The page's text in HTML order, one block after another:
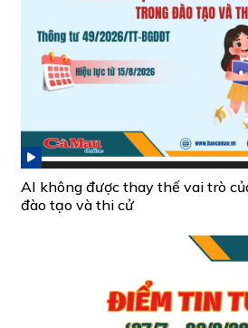
AI không được thay thế vai trò
đào tạo và thi cử